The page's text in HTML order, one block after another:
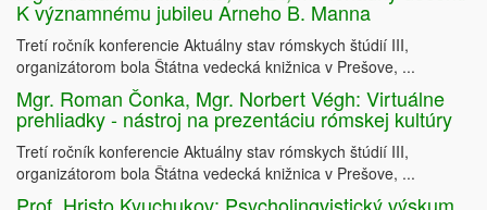
K významnému jubileu Arneho B. Manna
Tretí ročník konferencie Aktuálny stav rómskych štúdií III,
organizátorom bola Štátna vedecká knižnica v Prešove, ...
Mgr. Roman Čonka, Mgr. Norbert Végh: Virtuálne
prehliadky - nástroj na prezentáciu rómskej kultúry
Tretí ročník konferencie Aktuálny stav rómskych štúdií III,
organizátorom bola Štátna vedecká knižnica v Prešove, ...